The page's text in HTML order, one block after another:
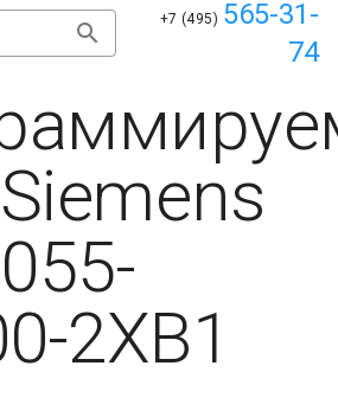
+7 (495) 565-31-
74
2XB1